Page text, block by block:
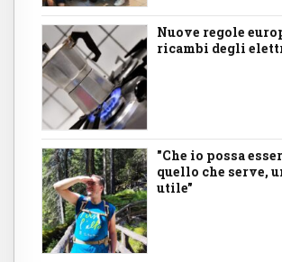
Nuove regole
ricambi degli
"Che io possa
quello che serve,
utile"